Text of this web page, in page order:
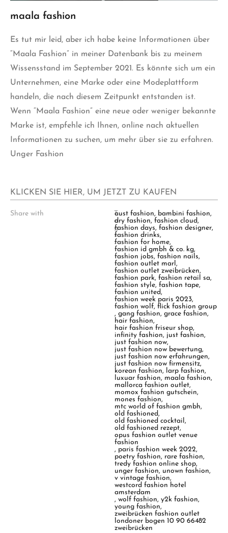
maala fashion
Es tut mir leid, aber ich habe keine Informationen über
“Maala Fashion” in meiner Datenbank bis zu meinem
Wissensstand im September 2021. Es könnte sich um ein
Unternehmen, eine Marke oder eine Modeplattform
handeln, die nach diesem Zeitpunkt entstanden ist.
Wenn “Maala Fashion” eine neue oder weniger bekannte
Marke ist, empfehle ich Ihnen, online nach aktuellen
Informationen zu suchen, um mehr über sie zu erfahren.
Unger Fashion
KLICKEN SIE HIER, UM JETZT ZU KAUFEN
Share with
T
a
g
s
:
aust fashion, bambini fashion,
dry fashion, fashion cloud,
fashion days, fashion designer,
fashion drinks,
fashion for home,
fashion id gmbh & co. kg,
fashion jobs, fashion nails,
fashion outlet marl,
fashion outlet zweibrücken,
fashion park, fashion retail sa,
fashion style, fashion tape,
fashion united,
fashion week paris 2023,
fashion wolf, flick fashion group
, gang fashion, grace fashion,
hair fashion,
hair fashion friseur shop,
infinity fashion, just fashion,
just fashion now,
just fashion now bewertung,
just fashion now erfahrungen,
just fashion now firmensitz,
korean fashion, larp fashion,
luxuar fashion, maala fashion,
mallorca fashion outlet,
momox fashion gutschein,
mones fashion,
mtc world of fashion gmbh,
old fashioned,
old fashioned cocktail,
old fashioned rezept,
opus fashion outlet venue
fashion
, paris fashion week 2022,
poetry fashion, rare fashion,
tredy fashion online shop,
unger fashion, unown fashion,
v vintage fashion,
westcord fashion hotel
amsterdam
, wolf fashion, y2k fashion,
young fashion,
zweibrücken fashion outlet
londoner bogen 10 90 66482
zweibrücken